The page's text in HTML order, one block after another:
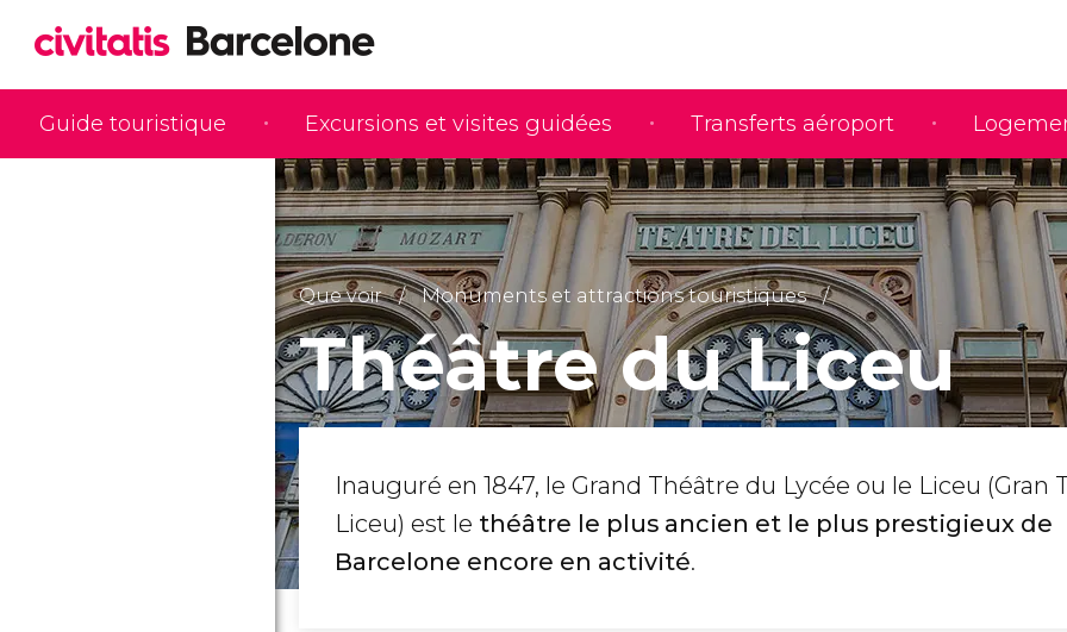
Guide touristique Excursions et visites guidées Transferts aéroport
Que voir Monuments et attractions touristiques
Théâtre du Liceu
Inauguré en 1847, le Grand Théâtre du Lycée ou le Liceu (Gran
Liceu) est le théâtre le plus ancien et le plus prestigieux de
Barcelone encore en activité.